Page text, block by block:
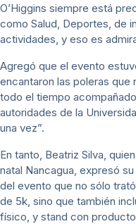
O’Higgins siempre está
como Salud, Deportes, de
actividades, y eso es
Agregó que el evento
encantaron las poleras que
todo el tiempo
autoridades de la
una vez”.
En tanto, Beatriz Silva,
natal Nancagua, expresó
del evento que no sólo
de 5k, sino que también
físico, y stand con